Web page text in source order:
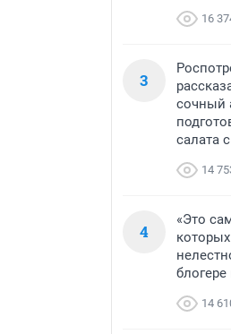
16
3
сочный
салата
14
4
«Это
14